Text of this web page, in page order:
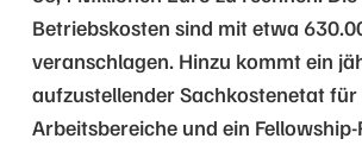
Betriebskosten sind mit etwa
veranschlagen. Hinzu kommt ein
aufzustellender Sachkostenetat für
Arbeitsbereiche und ein